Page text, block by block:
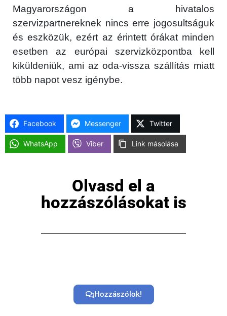
Magyarországon a hivatalos
szervizpartnereknek nincs erre jogosultságuk
és eszközük, ezért az érintett órákat minden
esetben az európai szervizközpontba kell
kiküldeniük, ami az oda-vissza szállítás miatt
több napot vesz igénybe.
Facebook Messenger Twitter
WhatsApp Viber Link másolása
Olvasd el a
hozzászólásokat is
Hozzászólok!
Főoldal
Közösség
Használt Apple
Apple szerviz